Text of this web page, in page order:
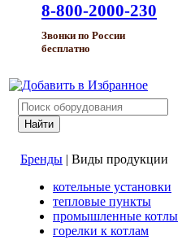
8-800-2000-230
Звонки по России
бесплатно
Бренды | Виды продукции
котельные установки
тепловые пункты
промышленные котлы
горелки к котлам